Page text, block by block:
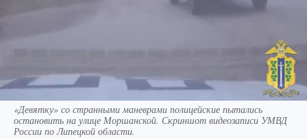
«Девятку» со странными маневрами полицейские пытались
остановить на улице Моршанской. Скриншот видеозаписи УМВД
России по Липецкой области.